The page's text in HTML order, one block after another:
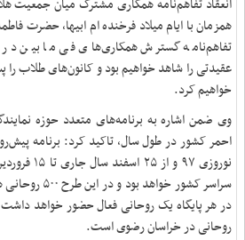
انعقاد تفاهم‌نامه همکاری مشترک میان جمعیت
همزمان با ایام میلاد فرخنده ام ابیها، حضرت
تفاهم‌نامه گسترش همکاری‌های فی ما بین
عقیدتی را شاهد خواهیم بود و کانون‌های طلاب را
خواهیم کرد.
وی ضمن اشاره به برنامه‌های متعدد حوزه
احمر کشور در طول سال، تاکید کرد: برنامه
سراسر کشور
روحانی در خراسان رضوی است.